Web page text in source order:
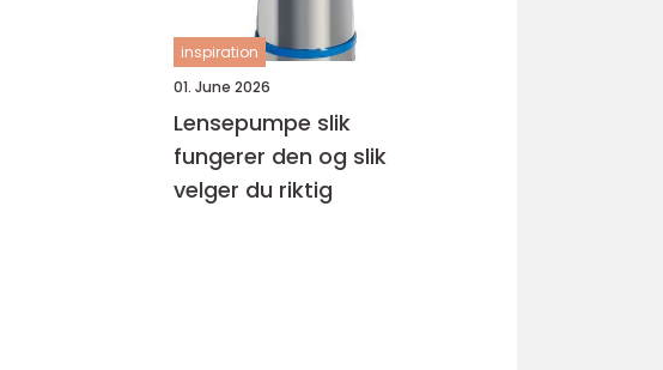
inspiration
01. June 2026
Lensepumpe slik
fungerer den og slik
velger du riktig